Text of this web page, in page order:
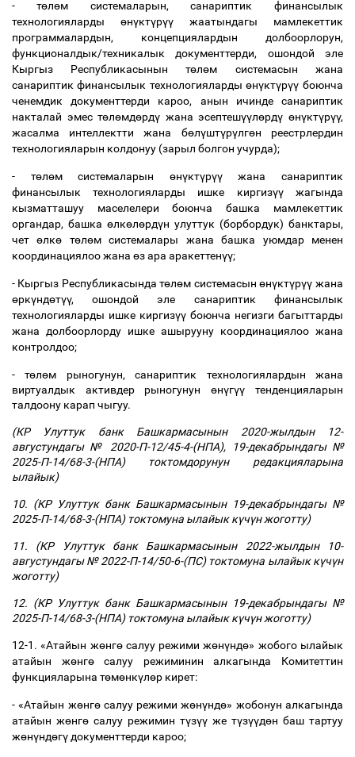
- төлөм системаларын, санариптик финансылык
технологияларды өнүктүрүү жаатындагы мамлекеттик
программалардын, концепциялардын долбоорлорун,
функционалдык/техникалык документтерди, ошондой эле
Кыргыз Республикасынын төлөм системасын жана
санариптик финансылык технологиялардыөнүктүрүү боюнча
ченемдик документтерди кароо, анын ичинде санариптик
накталай эмес төлөмдөрдү жана эсептешүүлөрдү өнүктүрүү,
жасалма интеллектти жана бөлүштүрүлгөн реестрлердин
технологияларын колдонуу (зарыл болгон учурда);
- төлөм системаларын өнүктүрүүжана санариптик
финансылык технологияларды ишке киргизүүжагында
кызматташуу маселелери боюнча башка мамлекеттик
органдар, башка өлкөлөрдүн улуттук (борбордук) банктары,
четөлкө төлөм системалары жана башка уюмдар менен
координациялоо жана өз ара аракеттенүү;
- Кыргыз Республикасында төлөм системасынөнүктүрүү жана
өркүндөтүү, ошондой эле санариптик финансылык
технологияларды ишке киргизүү боюнча негизги багыттарды
жана долбоорлорду ишке ашырууну координациялоо жана
контролдоо;
- төлөм рыногунун, санариптик технологиялардын жана
виртуалдык активдер рыногунунөнүгүү тенденцияларын
талдоону карап чыгуу.
(КР Улуттук банк Башкармасынын 2020-жылдын 12-
августундагы № 2020-П-12/45-4-(НПА), 19-декабрындагы №
2025-П-14/68-3-(НПА) токтомдорунун редакцияларына
ылайык)
10. (КР Улуттук банк Башкармасынын 19-декабрындагы №
2025-П-14/68-3-(НПА) токтомуна ылайык күчүн жоготту)
11. (КР Улуттук банк Башкармасынын 2022-жылдын 10-
августундагы № 2022-П-14/50-6-(ПС) токтомуна ылайык күчүн
жоготту)
12. (КР Улуттук банк Башкармасынын 19-декабрындагы №
2025-П-14/68-3-(НПА) токтомуна ылайык күчүн жоготту)
12-1. «Атайын жөнгөсалуу режими жөнүндө» жобого ылайык
атайын жөнгөсалуу режиминин алкагында Комитеттин
функцияларына төмөнкүлөр кирет:
- «Атайын жөнгөсалуу режими жөнүндө» жобонун алкагында
атайын жөнгө салуу режимин түзүү же түзүүдөн баш тартуу
жөнүндөгү документтерди кароо;